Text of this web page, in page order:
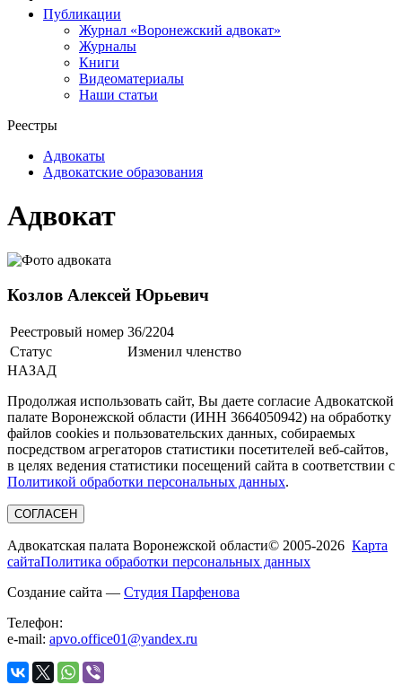
Публикации
Журнал «Воронежский адвокат»
Журналы
Книги
Видеоматериалы
Наши статьи
Реестры
Адвокаты
Адвокатские образования
Адвокат
Козлов Алексей Юрьевич
Реестровый номер 36/2204
Статус
Изменил членство
НАЗАД
Продолжая использовать сайт, Вы даете согласие Адвокатской
палате Воронежской области (ИНН 3664050942) на обработку
файлов cookies и пользовательских данных, собираемых
посредством агрегаторов статистики посетителей веб-сайтов,
в целях ведения статистики посещений сайта в соответствии с
Политикой обработки персональных данных.
СОГЛАСЕН
Адвокатская палата Воронежской области© 2005-2026 Карта
сайтаПолитика обработки персональных данных
Создание сайта — Студия Парфенова
Телефон:
e-mail: apvo.office01@yandex.ru